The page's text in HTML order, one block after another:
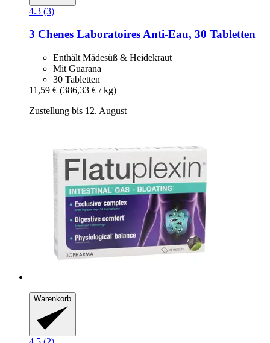
4.3 (3)
3 Chenes LaboratoiresAnti-​Eau, 30 Tabletten
Enthält Mädesüß & Heidekraut
Mit Guarana
30 Tabletten
11,59 € (386,33 € / kg)
Zustellung bis 12. August
Warenkorb